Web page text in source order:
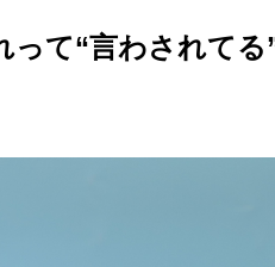
って“言わされてる